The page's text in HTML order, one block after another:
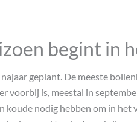
begint in
geplant. De meeste
voorbij is, meestal in
koude nodig hebben om in het